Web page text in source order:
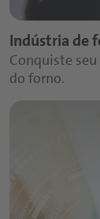
Indústria de
Conquiste
do forno.